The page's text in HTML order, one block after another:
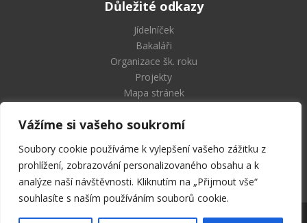
Vážíme si vašeho soukromí
Soubory cookie používáme k vylepšení vašeho zážitku z
prohlížení, zobrazování personalizovaného obsahu a k
analýze naší návštěvnosti. Kliknutím na „Přijmout vše“
souhlasíte s naším používáním souborů cookie.
Důležité odkazy
Jídelníček
Bakaláři
Organizace šk. roku
Projekty
Mapa stránek
Střední průmyslová škola
a Vyšší odborná škola Příbram